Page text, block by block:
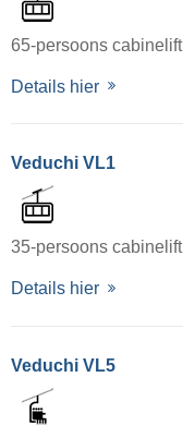
65-persoons cabinelift
Details hier
Veduchi VL1
35-persoons cabinelift
Details hier
Veduchi VL5